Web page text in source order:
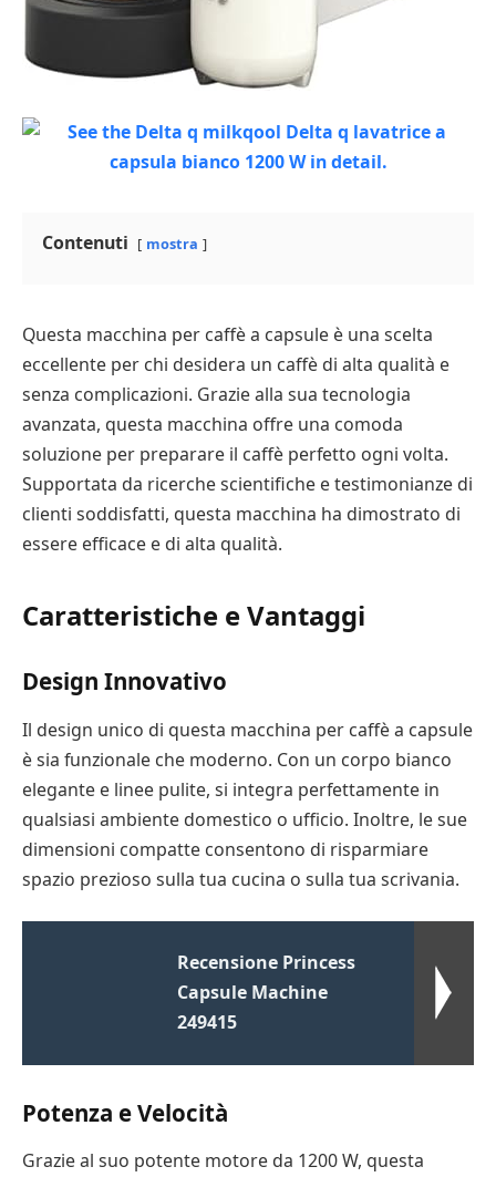
Contenuti mostra
Questa macchina per caffè a capsule è una scelta
eccellente per chi desidera un caffè di alta qualità e
senza complicazioni. Grazie alla sua tecnologia
avanzata, questa macchina offre una comoda
soluzione per preparare il caffè perfetto ogni volta.
Supportata da ricerche scientifiche e testimonianze di
clienti soddisfatti, questa macchina ha dimostrato di
essere efficace e di alta qualità.
Caratteristiche e Vantaggi
Design Innovativo
Il design unico di questa macchina per caffè a capsule
è sia funzionale che moderno. Con un corpo bianco
elegante e linee pulite, si integra perfettamente in
qualsiasi ambiente domestico o ufficio. Inoltre, le sue
dimensioni compatte consentono di risparmiare
spazio prezioso sulla tua cucina o sulla tua scrivania.
Recensione Princess
Capsule Machine
249415
Potenza e Velocità
Grazie al suo potente motore da 1200 W, questa